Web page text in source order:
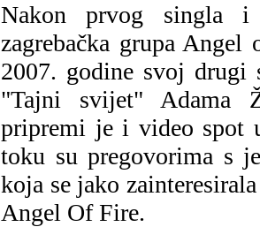
Nakon prvog singla
zagrebačka grupa
2007. godine svoj
"Tajni svijet" Adama
pripremi je i video spot
toku su pregovorima s
koja se jako
Angel Of Fire.